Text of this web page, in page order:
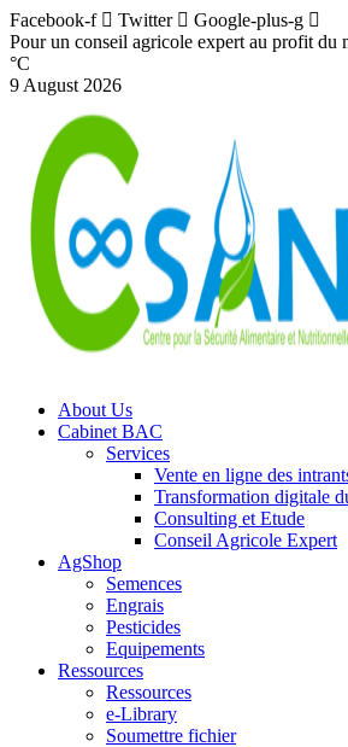
Facebook-f Twitter
Google-plus-g
Pour un conseil agricole expert au profit du
°C
9 August 2026
About Us
Cabinet BAC
Services
Vente en ligne des
Transformation digitale
Consulting et Etude
Conseil Agricole Expert
AgShop
Semences
Engrais
Pesticides
Equipements
Ressources
Ressources
e-Library
Soumettre fichier